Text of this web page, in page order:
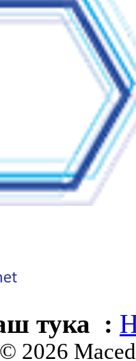
тука :
2026